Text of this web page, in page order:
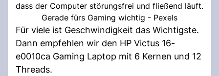
dass der Computer störungsfrei und fließend läuft.
Gerade fürs Gaming wichtig - Pexels
Für viele ist Geschwindigkeit das Wichtigste.
Dann empfehlen wir den HP Victus 16-
e0010ca Gaming Laptop mit 6 Kernen und 12
Threads.